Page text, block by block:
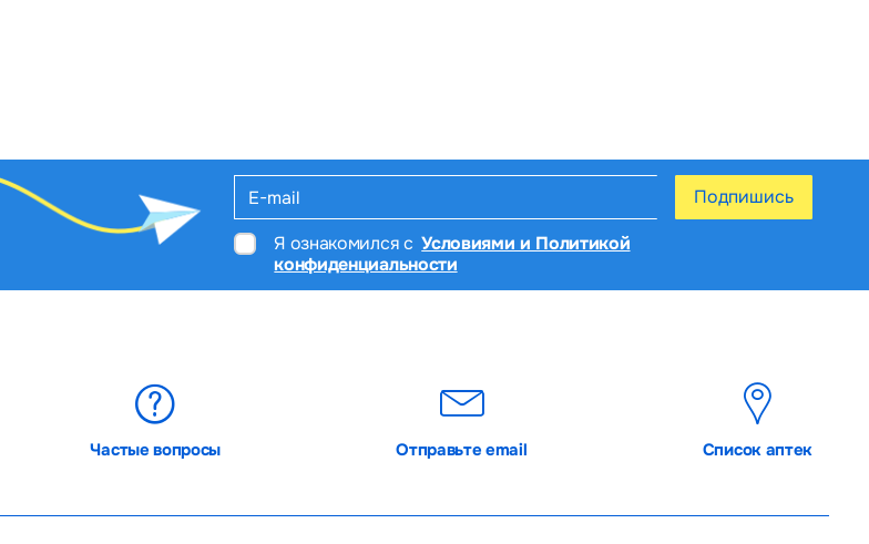
Я ознакомился с Условиями и Политикой
конфиденциальности
Подпишись
Частые вопросы Отправьте email Список аптек